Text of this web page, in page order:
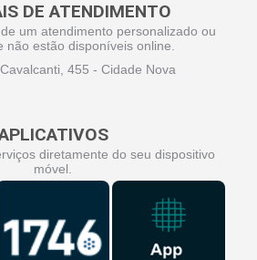
DE ATENDIMENTO
um atendimento personalizado ou
não estão disponíveis online.
455 - Cidade Nova
diretamente do seu dispositivo
móvel.